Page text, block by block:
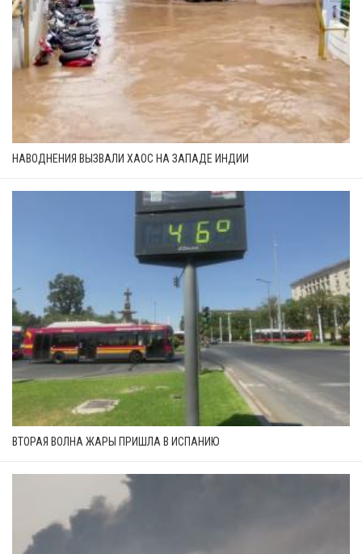
НАВОДНЕНИЯ ВЫЗВАЛИ ХАОС НА ЗАПАДЕ ИНДИИ
ВТОРАЯ ВОЛНА ЖАРЫ ПРИШЛА В ИСПАНИЮ